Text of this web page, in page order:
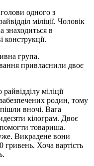
одного з
міліції. Чоловік
знаходиться в
конструкції.
група.
привласнили двоє
міліції
родин, тому
вночі. Вага
кілограм. Двоє
товариша.
Викрадене вони
гривень. Хоча вартість